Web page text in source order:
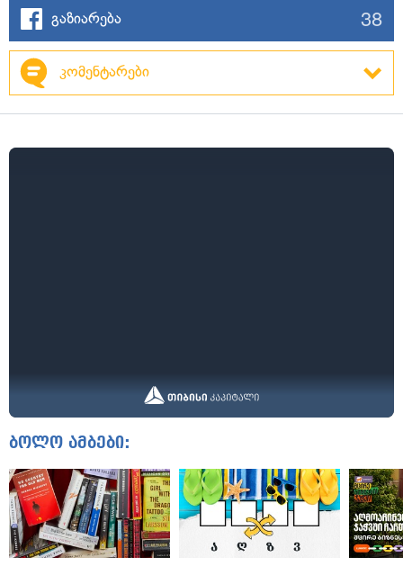
გაზიარება 38
კომენტარები
ბოლო ამბები: